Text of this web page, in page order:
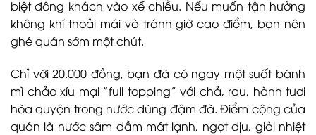
biệt đông khách vào xế chiều. Nếu muốn tận hưởng
không khí thoải mái và tránh giờ cao điểm, bạn nên
ghé quán sớm một chút.
Chỉ với 20.000 đồng, bạn đã có ngay một suất bánh
mì chảo xíu mại “full topping” với chả, rau, hành tươi
hòa quyện trong nước dùng đậm đà. Điểm cộng của
quán là nước sâm dầm mát lạnh, ngọt dịu, giải nhiệt